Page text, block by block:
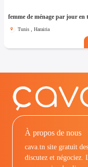
femme de ménage par jour en
Tunis , Harairia
À propos de nous
cava.tn site gratuit
discutez et négociez.